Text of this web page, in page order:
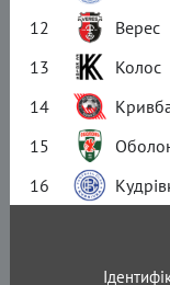
12
Верес
13
Колос
14
15
16